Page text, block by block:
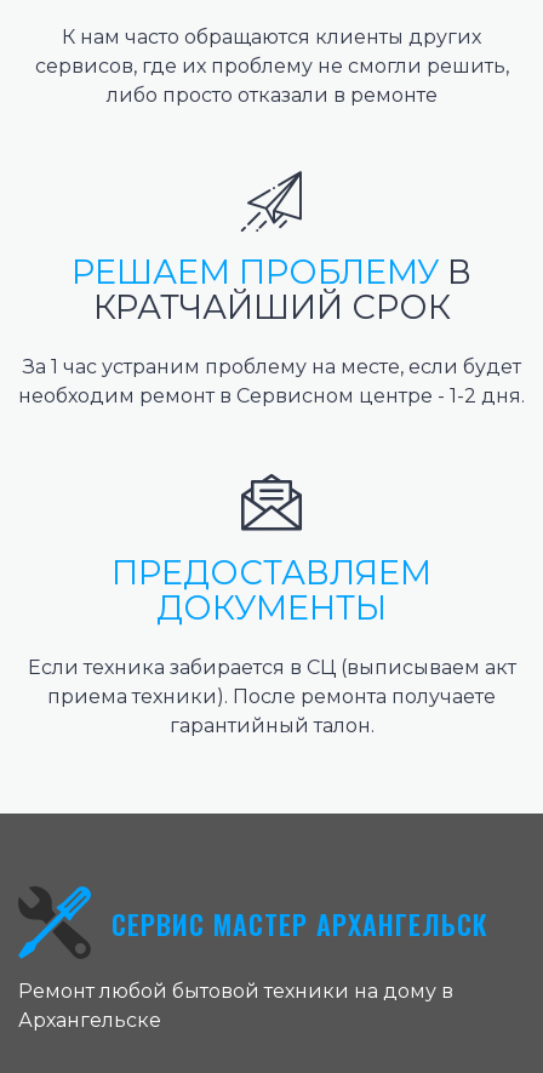
К нам часто обращаются клиенты других
сервисов, где их проблему не смогли решить,
либо просто отказали в ремонте
РЕШАЕМ ПРОБЛЕМУ В
КРАТЧАЙШИЙ СРОК
За 1 час устраним проблему на месте, если будет
необходим ремонт в Сервисном центре - 1-2 дня.
ПРЕДОСТАВЛЯЕМ
ДОКУМЕНТЫ
Если техника забирается в СЦ (выписываем акт
приема техники). После ремонта получаете
гарантийный талон.
СЕРВИС МАСТЕР АРХАНГЕЛЬСК
Ремонт любой бытовой техники на дому в
Архангельске